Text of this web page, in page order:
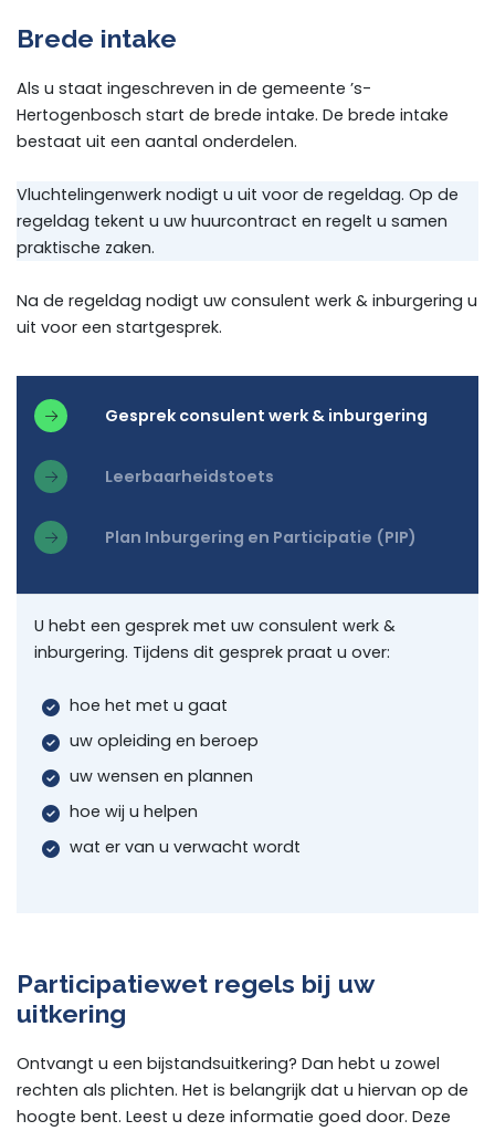
Brede intake
Als u staat ingeschreven in de gemeente ’s-
Hertogenbosch start de brede intake. De brede intake
bestaat uit een aantal onderdelen.
Vluchtelingenwerk nodigt u uit voor de regeldag. Op de
regeldag tekent u uw huurcontract en regelt u samen
praktische zaken.
Na de regeldag nodigt uw consulent werk & inburgering u
uit voor een startgesprek.
Gesprek consulent werk & inburgering
Leerbaarheidstoets
Plan Inburgering en Participatie (PIP)
U hebt een gesprek met uw consulent werk &
inburgering. Tijdens dit gesprek praat u over:
hoe het met u gaat
uw opleiding en beroep
uw wensen en plannen
hoe wij u helpen
wat er van u verwacht wordt
Participatiewet regels bij uw
uitkering
Ontvangt u een bijstandsuitkering? Dan hebt u zowel
rechten als plichten. Het is belangrijk dat u hiervan op de
hoogte bent. Leest u deze informatie goed door. Deze